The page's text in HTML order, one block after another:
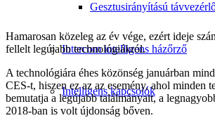
Gesztusirányítású
Intercom intelligens házőrző
Intelligens kapcsolók
Hamarosan közeleg az év vége, ezért ideje
fellelt legújabb technológiákról.
A technológiára éhes közönség januárban
CES-t, hiszen ez az az esemény, ahol minden
bemutatja a legújabb találmányait, a
2018-ban is volt újdonság bőven.